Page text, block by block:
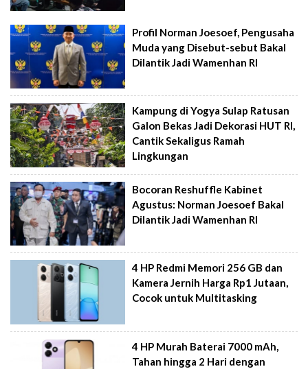
Profil Norman Joesoef, Pengusaha
Muda yang Disebut-sebut Bakal
Dilantik Jadi Wamenhan RI
Kampung di Yogya Sulap Ratusan
Galon Bekas Jadi Dekorasi HUT RI,
Cantik Sekaligus Ramah
Lingkungan
Bocoran Reshuffle Kabinet
Agustus: Norman Joesoef Bakal
Dilantik Jadi Wamenhan RI
4 HP Redmi Memori 256 GB dan
Kamera Jernih Harga Rp1 Jutaan,
Cocok untuk Multitasking
4 HP Murah Baterai 7000 mAh,
Tahan hingga 2 Hari dengan